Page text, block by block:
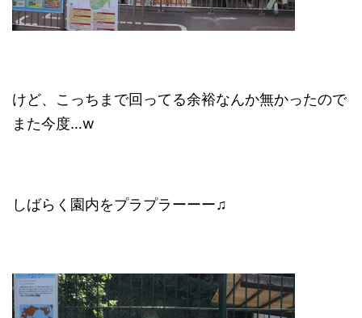
けど、こっちまで回ってる余裕なんか無かったので
また今度…w
しばらく園内をプラプラーーー♫